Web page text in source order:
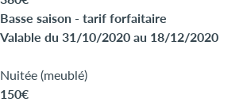
Basse saison - tarif forfaitaire
Valable du 31/10/2020 au 18/12/2020
Nuitée (meublé)
150€